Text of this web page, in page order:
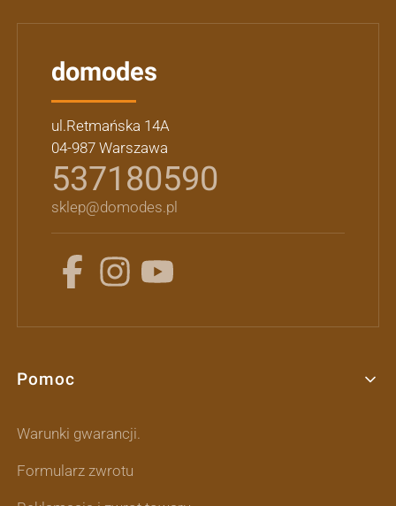
domodes
ul.Retmańska 14A
04-987 Warszawa
537180590
sklep@domodes.pl
Linki w stopce
Pomoc
Warunki gwarancji.
Formularz zwrotu